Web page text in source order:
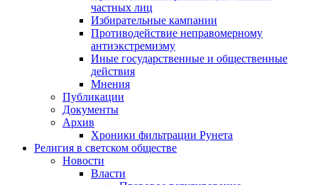
частных лиц
Избирательные кампании
Противодействие неправомерному
антиэкстремизму
Иные государственные и общественные
действия
Мнения
Публикации
Документы
Архив
Хроники фильтрации Рунета
Религия в светском обществе
Новости
Власти